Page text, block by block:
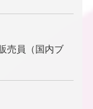
売員（国内ブ